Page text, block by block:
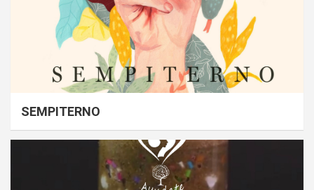
SEMPITERNO